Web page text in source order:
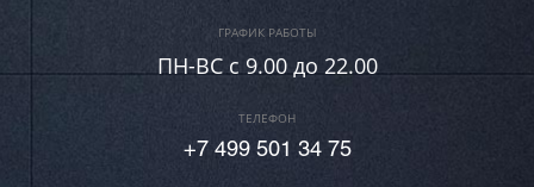
ГРАФИК РАБОТЫ
ПН-ВC c 9.00 до 22.00
ТЕЛЕФОН
+7 499 501 34 75